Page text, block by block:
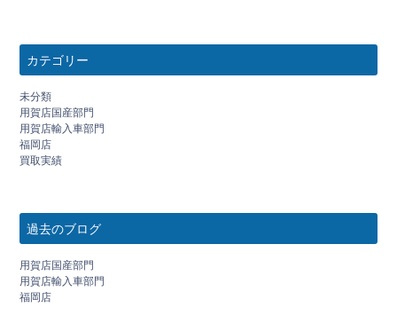
カテゴリー
未分類
用賀店国産部門
用賀店輸入車部門
福岡店
買取実績
過去のブログ
用賀店国産部門
用賀店輸入車部門
福岡店